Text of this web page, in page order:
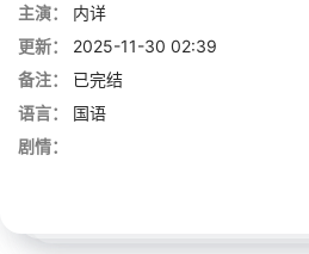
主演：
内详
更新：
2025-11-30 02:39
备注：
已完结
语言：
国语
剧情：